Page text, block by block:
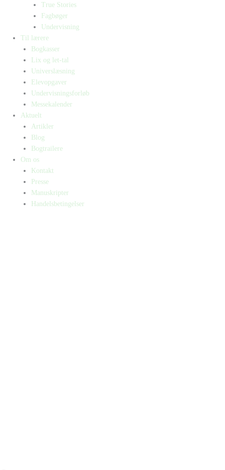
True Stories
Fagbøger
Undervisning
Til lærere
Bogkasser
Lix og let-tal
Universlæsning
Elevopgaver
Undervisningsforløb
Messekalender
Aktuelt
Artikler
Blog
Bogtrailere
Om os
Kontakt
Presse
Manuskripter
Handelsbetingelser